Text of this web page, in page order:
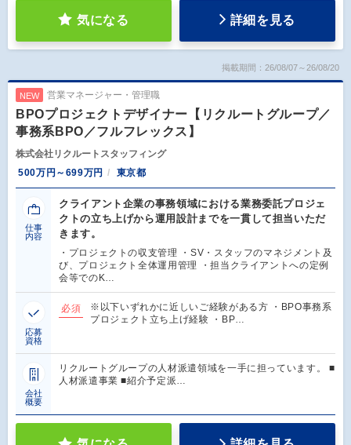
気になる 詳細を見る
掲載期間：26/08/07～26/08/20
NEW 営業マネージャー・管理職
BPOプロジェクトデザイナー【リクルートグループ／
事務系BPO／フルフレックス】
株式会社リクルートスタッフィング
500万円～699万円
東京都
仕事
内容
クライアント企業の事務領域における業務委託プロジェ
クトの立ち上げから運用設計までを一貫して担当いただ
きます。
・プロジェクトの収支管理 ・SV・スタッフのマネジメント及
び、プロジェクト全体運用管理 ・担当クライアントへの定例
会等でのK…
応募
資格
必須
※以下いずれかに近しいご経験がある方 ・BPO事務系
プロジェクト立ち上げ経験 ・BP…
会社
概要
リクルートグループの人材派遣領域を一手に担っています。 ■
人材派遣事業 ■紹介予定派…